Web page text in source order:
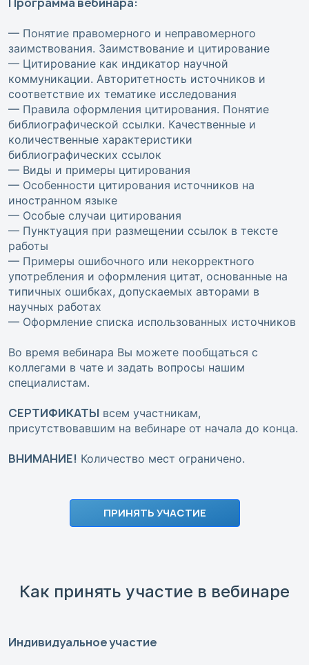
— Понятие правомерного и неправомерного
заимствования. Заимствование и цитирование
— Цитирование как индикатор научной
коммуникации. Авторитетность источников и
соответствие их тематике исследования
— Правила оформления цитирования. Понятие
библиографической ссылки. Качественные и
количественные характеристики
библиографических ссылок
— Виды и примеры цитирования
— Особенности цитирования источников на
иностранном языке
— Особые случаи цитирования
— Пунктуация при размещении ссылок в тексте
работы
— Примеры ошибочного или некорректного
употребления и оформления цитат, основанные на
типичных ошибках, допускаемых авторами в
научных работах
— Оформление списка использованных источников
Во время вебинара Вы можете пообщаться с
коллегами в чате и задать вопросы нашим
специалистам.
СЕРТИФИКАТЫ всем участникам,
присутствовавшим на вебинаре от начала до конца.
ВНИМАНИЕ! Количество мест ограничено.
ПРИНЯТЬ УЧАСТИЕ
Как принять участие в вебинаре
Индивидуальное участие